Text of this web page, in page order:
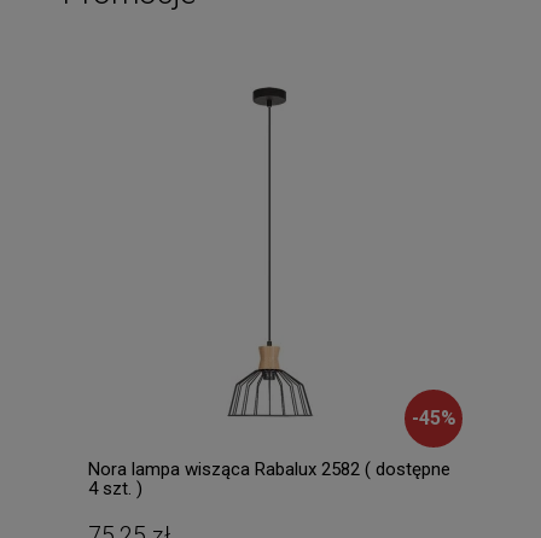
-45%
Nora lampa wisząca Rabalux 2582 ( dostępne
4 szt. )